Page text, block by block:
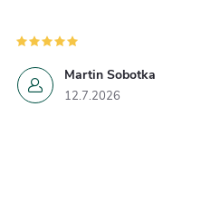
Martin Sobotka
12.7.2026